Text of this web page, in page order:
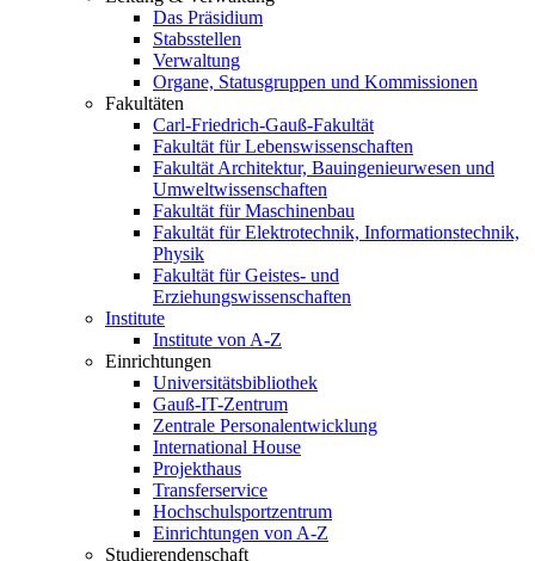
Das Präsidium
Stabsstellen
Verwaltung
Organe, Statusgruppen und Kommissionen
Fakultäten
Carl-Friedrich-Gauß-Fakultät
Fakultät für Lebenswissenschaften
Fakultät Architektur, Bauingenieurwesen und
Umweltwissenschaften
Fakultät für Maschinenbau
Fakultät für Elektrotechnik, Informationstechnik,
Physik
Fakultät für Geistes- und
Erziehungswissenschaften
Institute
Institute von A-Z
Einrichtungen
Universitätsbibliothek
Gauß-IT-Zentrum
Zentrale Personalentwicklung
International House
Projekthaus
Transferservice
Hochschulsportzentrum
Einrichtungen von A-Z
Studierendenschaft